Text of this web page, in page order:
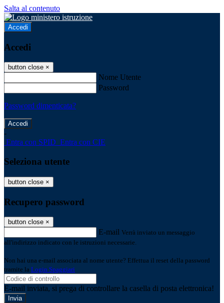
Salta al contenuto
Accedi
Accedi
button close ×
Nome Utente
Password
Password dimenticata?
-
Entra con SPID Entra con CIE
Seleziona utente
button close ×
Recupero password
button close ×
E-mail Verrà inviato un messaggio
all'indirizzo indicato con le istruzioni necessarie.
Non hai una e-mail associata al nome utente? Effettua il reset della password
tramite la Login Spaggiari
E-mail inviata, si prega di controllare la casella di posta elettronica!